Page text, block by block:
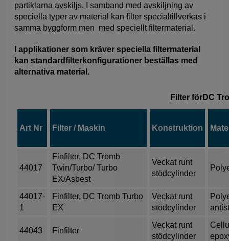
partiklarna avskiljs. I samband med avskiljning av
speciella typer av material kan filter specialtillverkas i
samma byggform men med speciellt filtermaterial.
I applikationer som kräver speciella filtermaterial
kan standardfilterkonfigurationer beställas med
alternativa material.
Filter förDC
Art Nr Filter / Maskin Konstruktion
44017
Finfilter, DC Tromb
Twin/Turbo/ Turbo
EX/Asbest
Veckat runt
stödcylinder
44017-
1
Finfilter, DC Tromb Turbo
EX
Veckat runt
stödcylinder
44043 Finfilter
Veckat runt
stödcylinder